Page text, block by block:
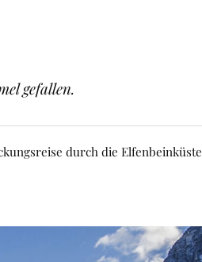
gefallen.
durch die Elfenbeinküste